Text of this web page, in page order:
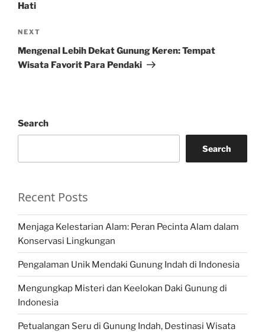
Hati
Next
Post
NEXT
Mengenal Lebih Dekat Gunung Keren: Tempat
Wisata Favorit Para Pendaki
Search
Search
Recent Posts
Menjaga Kelestarian Alam: Peran Pecinta Alam dalam
Konservasi Lingkungan
Pengalaman Unik Mendaki Gunung Indah di Indonesia
Mengungkap Misteri dan Keelokan Daki Gunung di
Indonesia
Petualangan Seru di Gunung Indah, Destinasi Wisata